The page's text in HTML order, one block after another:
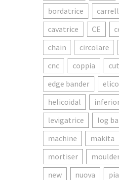
bordatrice
cavatrice
CE
chain
circolare
cnc
coppia
edge bander
helicoidal
levigatrice
log
machine
makita
mortiser
new
nuova